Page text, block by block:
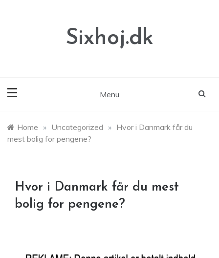
Sixhoj.dk
Menu
Home » Uncategorized » Hvor i Danmark får du
mest bolig for pengene?
Hvor i Danmark får du mest
bolig for pengene?